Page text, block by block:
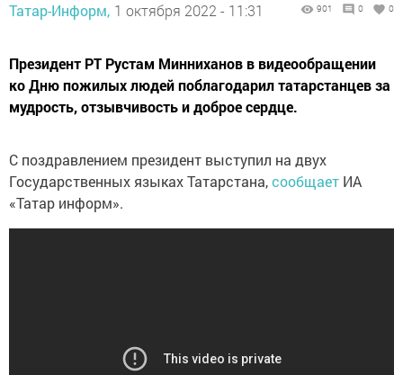
Татар-Информ, 1 октября 2022 - 11:31 901 0 0
Президент РТ Рустам Минниханов в видеообращении
ко Дню пожилых людей поблагодарил татарстанцев за
мудрость, отзывчивость и доброе сердце.
С поздравлением президент выступил на двух
Государственных языках Татарстана,сообщает ИА
«Татар информ».